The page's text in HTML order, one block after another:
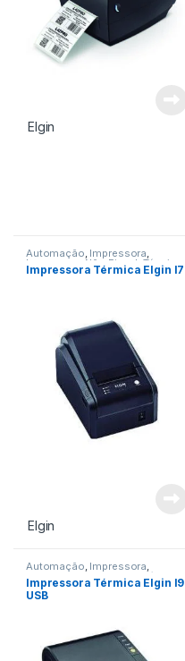
Elgin
Automação, Impressora,
Impressora Não Fiscal Térmica
Impressora Térmica Elgin I7
Elgin
Automação, Impressora,
Impressora Não Fiscal Térmica
Impressora Térmica Elgin I9
USB